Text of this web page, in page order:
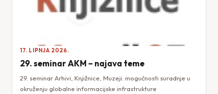
17. LIPNJA 2026.
29. seminar AKM – najava teme
29. seminar Arhivi, Knjižnice, Muzeji: mogućnosti suradnje u
okruženju globalne informacijske infrastrukture